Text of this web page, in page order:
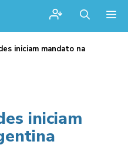
iniciam mandato na
iniciam